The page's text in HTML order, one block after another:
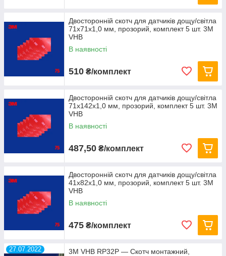
Двосторонній скотч для датчиків дощу/світла
71х71х1,0 мм, прозорий, комплект 5 шт. 3M
VHB
В наявності
510 ₴/комплект
Двосторонній скотч для датчиків дощу/світла
71х142х1,0 мм, прозорий, комплект 5 шт. 3M
VHB
В наявності
487,50 ₴/комплект
Двосторонній скотч для датчиків дощу/світла
41х82х1,0 мм, прозорий, комплект 5 шт. 3M
VHB
В наявності
475 ₴/комплект
27.07.2022
3M VHB RP32P — Скотч монтажний,